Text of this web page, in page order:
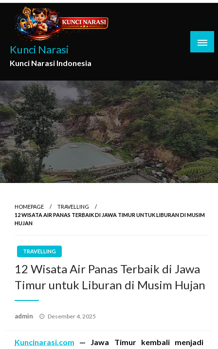
Skip
content
Kunci Narasi
Kunci Narasi Indonesia
HOMEPAGE
TRAVELLING
12 WISATA AIR PANAS TERBAIK DI JAWA TIMUR UNTUK LIBURAN DI MUSIM
HUJAN
TRAVELLING
12 Wisata Air Panas Terbaik di Jawa
Timur untuk Liburan di Musim Hujan
admin
Posted
Desember 4, 2025
Kuncinarasi.com — Jawa Timur kembali menjadi